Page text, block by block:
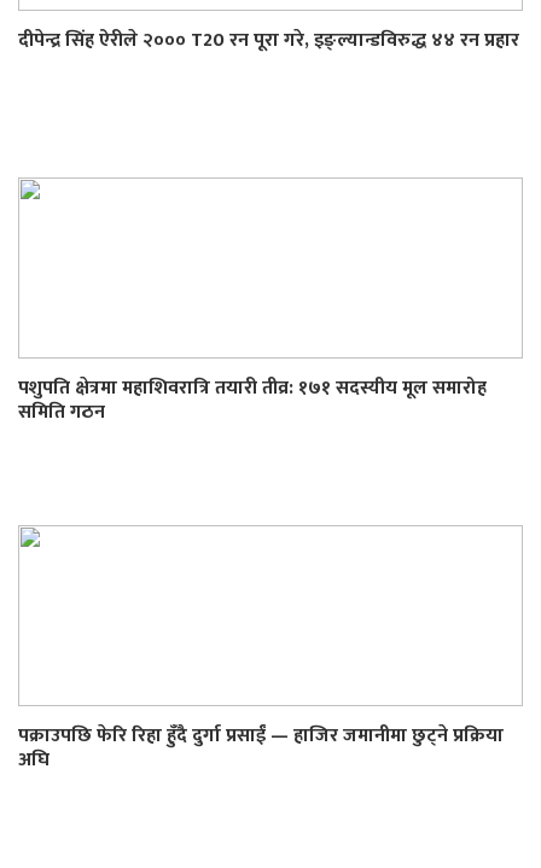
दीपेन्द्र सिंह ऐरीले २००० T20 रन पूरा गरे, इङ्ल्यान्डविरुद्ध ४४ रन प्रहार
पशुपति क्षेत्रमा महाशिवरात्रि तयारी तीव्र: १७१ सदस्यीय मूल समारोह
समिति गठन
पक्राउपछि फेरि रिहा हुँदै दुर्गा प्रसाईं — हाजिर जमानीमा छुट्ने प्रक्रिया
अघि